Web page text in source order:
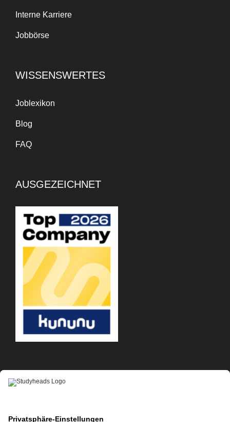
Interne Karriere
Jobbörse
WISSENSWERTES
Joblexikon
Blog
FAQ
AUSGEZEICHNET